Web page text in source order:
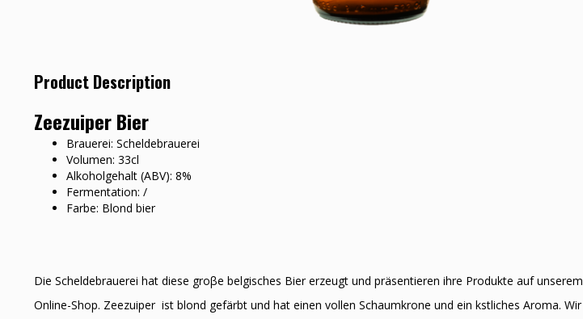
Product Description
Zeezuiper Bier
Brauerei: Scheldebrauerei
Volumen: 33cl
Alkoholgehalt (ABV): 8%
Fermentation: /
Farbe: Blond bier
Die Scheldebrauerei hat diese groβe belgisches Bier erzeugt und präsentieren ihre Produkte auf unserem
Online-Shop. Zeezuiper ist blond gefärbt und hat einen vollen Schaumkrone und ein kӧstliches Aroma. Wir